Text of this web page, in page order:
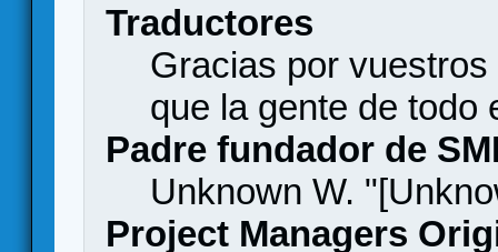
Traductores
Gracias por
que la gente de todo
Padre fundador de
Unknown W.
Project Managers